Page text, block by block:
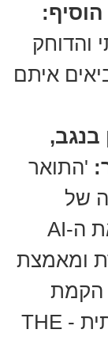
והדוחק
איתם
בנגב,
'התואר
של
אוניברסיטת בן-גוריון בנגב את ה-AI
ומאמצת
הקמת
המכון הלאומי לבינה מלאכותית - THE